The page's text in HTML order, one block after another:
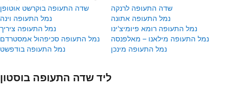
שדה התעופה בוקרשט אוטופן
שדה התעופה לרנקה
נמל התעופה וינה
נמל התעופה אתונה
נמל התעופה ציריך
נמל התעופה רומא פיומיצ'ינו
נמל התעופה סכיפהול אמסטרדם
נמל התעופה מילאנו – מאלפנסה
נמל התעופה בודפשט
נמל התעופה מינכן
ליד שדה התעופה בוסטון